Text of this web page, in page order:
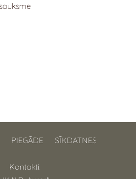
PIEGĀDE SĪKDATNES
Kontakti: